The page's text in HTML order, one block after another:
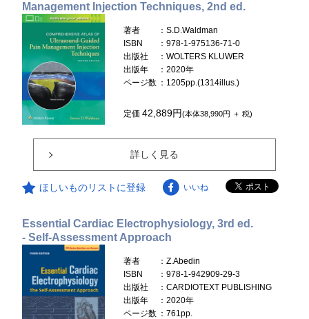
Management Injection Techniques, 2nd ed.
著者
：S.D.Waldman
ISBN
：978-1-975136-71-0
出版社
：WOLTERS KLUWER
出版年
：2020年
ページ数 ：1205pp.(1314illus.)
定価42,889円(本体38,990円 ＋ 税)
詳しく見る
ほしいものリストに登録 いいね
Essential Cardiac Electrophysiology, 3rd ed.
- Self-Assessment Approach
著者
：Z.Abedin
ISBN
：978-1-942909-29-3
出版社
：CARDIOTEXT PUBLISHING
出版年
：2020年
ページ数 ：761pp.